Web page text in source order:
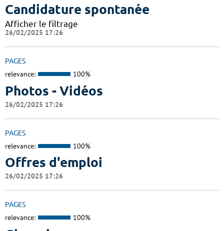
Candidature spontanée
Afficher le filtrage
26/02/2025 17:26
PAGES
relevance: 100%
Photos - Vidéos
26/02/2025 17:26
PAGES
relevance: 100%
Offres d'emploi
26/02/2025 17:26
PAGES
relevance: 100%